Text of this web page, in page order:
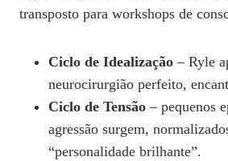
transposto para workshops de
Ciclo de Idealização – Ryle
neurocirurgião perfeito,
Ciclo de Tensão – pequenos
agressão surgem,
“personalidade brilhante”.